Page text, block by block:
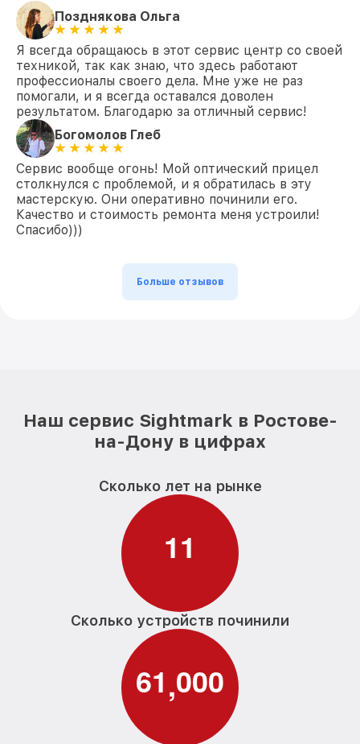
Позднякова Ольга
Я всегда обращаюсь в этот сервис центр со своей
техникой, так как знаю, что здесь работают
профессионалы своего дела. Мне уже не раз
помогали, и я всегда оставался доволен
результатом. Благодарю за отличный сервис!
Богомолов Глеб
Сервис вообще огонь! Мой оптический прицел
столкнулся с проблемой, и я обратилась в эту
мастерскую. Они оперативно починили его.
Качество и стоимость ремонта меня устроили!
Спасибо)))
Больше отзывов
Наш сервис Sightmark в Ростове-
на-Дону в цифрах
Сколько лет на рынке
11
Сколько устройств починили
61,000